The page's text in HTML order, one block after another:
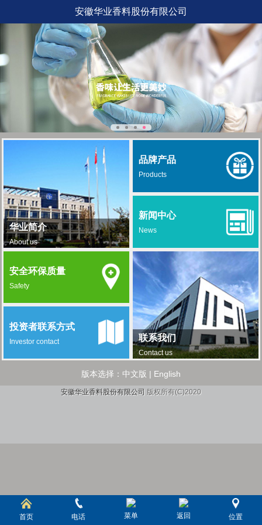
安徽华业香料股份有限公司
华业简介
About us
品牌产品
Products
新闻中心
News
联系我们
Contact us
安全环保质量
Safety
投资者联系方式
Investor contact
版本选择： 中文版 | English
安徽华业香料股份有限公司 版权所有(C)2020
首页 电话 菜单 返回 位置